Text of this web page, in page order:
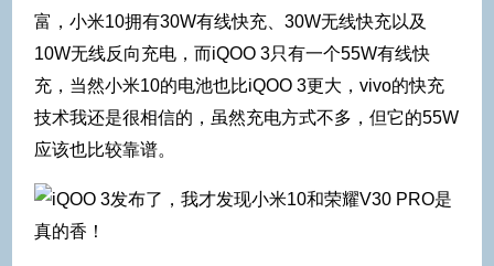
富，小米10拥有30W有线快充、30W无线快充以及
10W无线反向充电，而iQOO 3只有一个55W有线快
充，当然小米10的电池也比iQOO 3更大，vivo的快充
技术我还是很相信的，虽然充电方式不多，但它的55W
应该也比较靠谱。